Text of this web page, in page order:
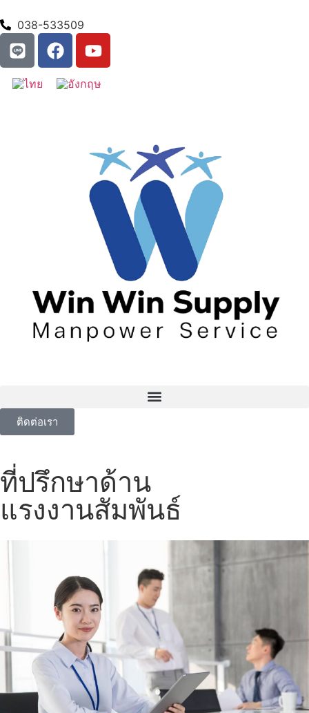
038-533509
ติดต่อเรา
ที่ปรึกษาด้าน
แรงงานสัมพันธ์